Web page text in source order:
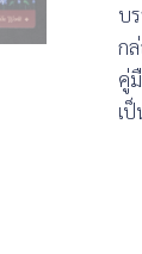
บ
ก
คู่
เ